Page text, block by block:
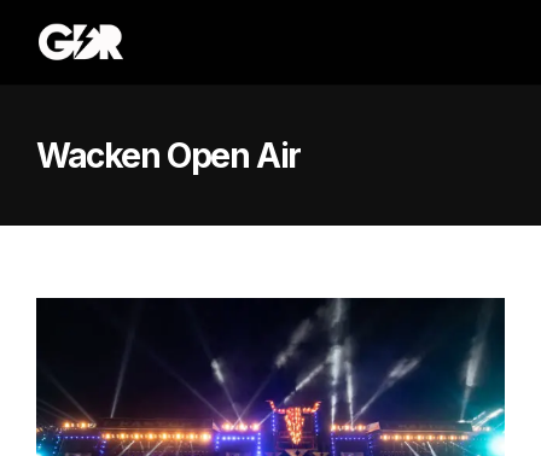
Wacken Open Air